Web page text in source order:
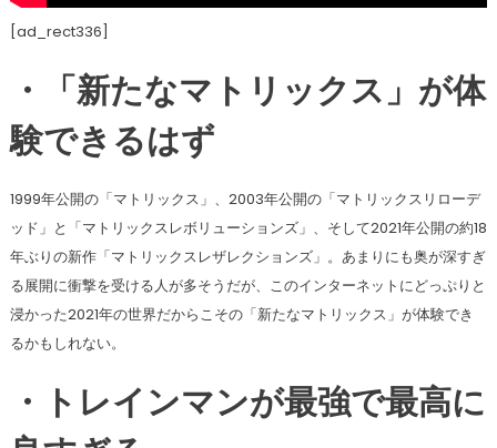
[ad_rect336]
・「新たなマトリックス」が体
験できるはず
1999年公開の「マトリックス」、2003年公開の「マトリックスリローデ
ッド」と「マトリックスレボリューションズ」、そして2021年公開の約18
年ぶりの新作「マトリックスレザレクションズ」。あまりにも奥が深すぎ
る展開に衝撃を受ける人が多そうだが、このインターネットにどっぷりと
浸かった2021年の世界だからこその「新たなマトリックス」が体験でき
るかもしれない。
・トレインマンが最強で最高に